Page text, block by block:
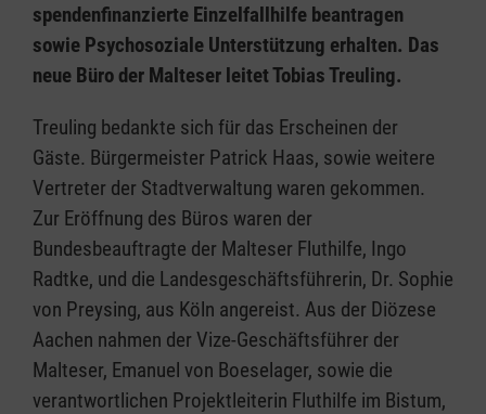
spendenfinanzierte Einzelfallhilfe beantragen
sowie Psychosoziale Unterstützung erhalten. Das
neue Büro der Malteser leitet Tobias Treuling.
Treuling bedankte sich für das Erscheinen der
Gäste. Bürgermeister Patrick Haas, sowie weitere
Vertreter der Stadtverwaltung waren gekommen.
Zur Eröffnung des Büros waren der
Bundesbeauftragte der Malteser Fluthilfe, Ingo
Radtke, und die Landesgeschäftsführerin, Dr. Sophie
von Preysing, aus Köln angereist. Aus der Diözese
Aachen nahmen der Vize-Geschäftsführer der
Malteser, Emanuel von Boeselager, sowie die
verantwortlichen Projektleiterin Fluthilfe im Bistum,